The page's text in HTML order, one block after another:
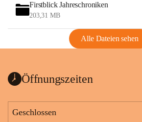
Firstblick Jahreschroniken
203,31 MB
Alle Dateien sehen
Öffnungszeiten
Geschlossen